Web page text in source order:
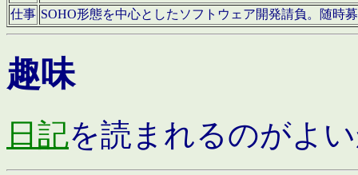
仕事 SOHO形態を中心としたソフトウェア開発請負。随時
趣味
日記を読まれるのがよ